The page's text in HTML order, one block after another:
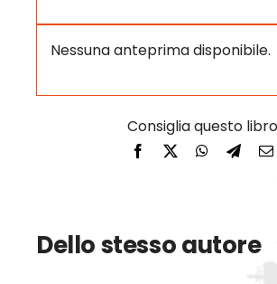
Nessuna anteprima disponibile.
Dello stesso autore